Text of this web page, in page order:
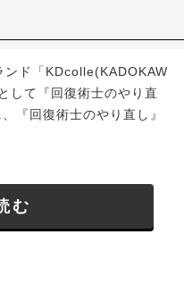
ド「KDcolle(KADOKAW
して『回復術士のやり直
『回復術士のやり直し』
む